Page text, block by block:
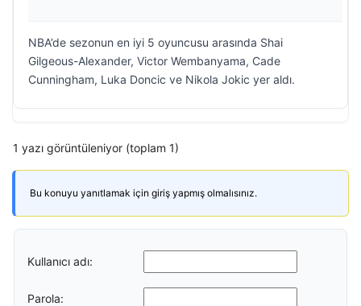
NBA’de sezonun en iyi 5 oyuncusu arasında Shai
Gilgeous-Alexander, Victor Wembanyama, Cade
Cunningham, Luka Doncic ve Nikola Jokic yer aldı.
1 yazı görüntüleniyor (toplam 1)
Bu konuyu yanıtlamak için giriş yapmış olmalısınız.
Kullanıcı adı:
Parola: